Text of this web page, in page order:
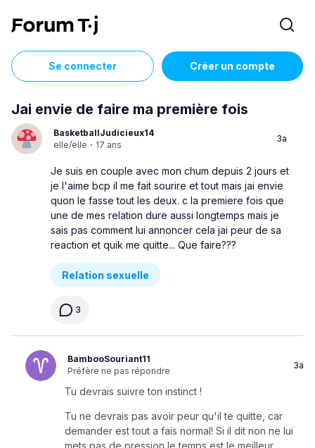
Se connecter Créer un compte
Jai envie de faire ma première fois
BasketballJudicieux14
elle/elle · 17 ans
3a
Je suis en couple avec mon chum depuis 2 jours et
je l'aime bcp il me fait sourire et tout mais jai envie
quon le fasse tout les deux. c la premiere fois que
une de mes relation dure aussi longtemps mais je
sais pas comment lui annoncer cela jai peur de sa
reaction et quik me quitte... Que faire???
Relation sexuelle
3
BambooSouriant11
Préfère ne pas répondre
3a
Tu devrais suivre ton instinct !
Tu ne devrais pas avoir peur qu'il te quitte, car
demander est tout a fais normal! Si il dit non ne lui
mets pas de pression le temps est le meilleur